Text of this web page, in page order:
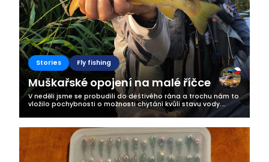
Stories Fly fishing
Muškařské opojení na malé říčce
V neděli jsme se probudili do deštivého rána a trochu nám to
vložilo pochybnosti o možnosti chytání kvůli stavu vody.
Nicméně v poledne se vyčasilo a my jsme s radostí vyrazili na
MP říčku....